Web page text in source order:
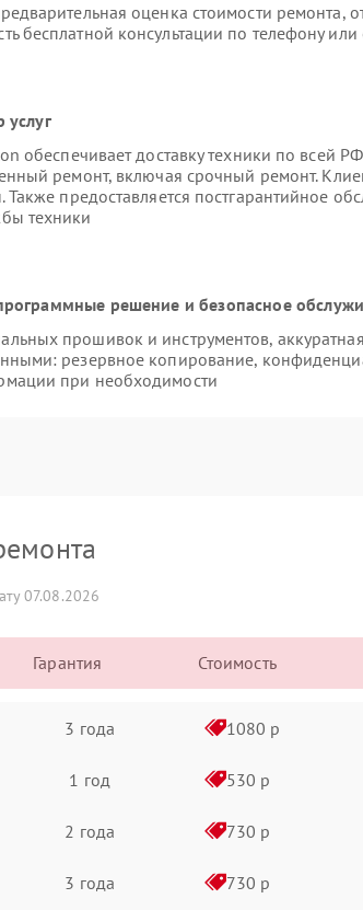
оценка стоимости ремонта,
бесплатной консультации по телефону
услуг
обеспечивает доставку техники по всей
ремонт, включая срочный ремонт.
Также предоставляется постгарантийное
техники
решение и безопасное
прошивок и инструментов,
резервное копирование,
при необходимости
07.08.2026
Гарантия Стоимость
3 года 1080 р
1 год 530 р
2 года 730 р
3 года 730 р